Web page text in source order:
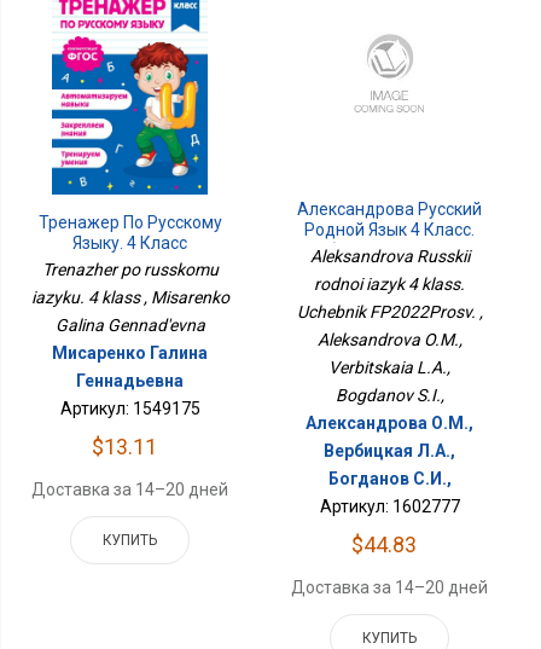
Тренажер По Русскому
Языку. 4 Класс
Trenazher po russkomu
iazyku. 4 klass , Misarenko
Galina Gennad'evna
Мисаренко Галина
Геннадьевна
Артикул: 1549175
$13.11
Доставка за 14–20 дней
КУПИТЬ
Александрова Русский
Родной Язык 4 Класс.
Учебник ФП2022Просв.
Aleksandrova Russkii
rodnoi iazyk 4 klass.
Uchebnik FP2022Prosv. ,
Aleksandrova O.M.,
Verbitskaia L.A.,
Bogdanov S.I.,
Александрова О.М.,
Вербицкая Л.А.,
Богданов С.И.,
Артикул: 1602777
$44.83
Доставка за 14–20 дней
КУПИТЬ